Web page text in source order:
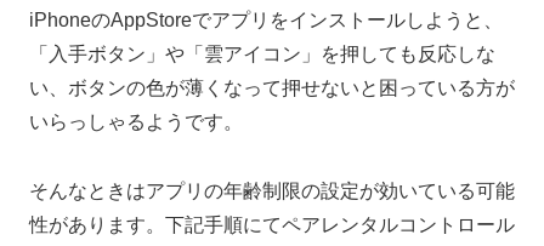
iPhoneのAppStoreでアプリをインストールしようと、
「入手ボタン」や「雲アイコン」を押しても反応しな
い、ボタンの色が薄くなって押せないと困っている方が
いらっしゃるようです。
そんなときはアプリの年齢制限の設定が効いている可能
性があります。下記手順にてペアレンタルコントロール